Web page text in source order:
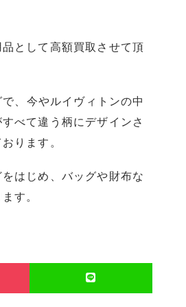
として高額買取させて頂
、今やルイヴィトンの中
べて違う柄にデザインさ
ります。
はじめ、バッグや財布な
す。